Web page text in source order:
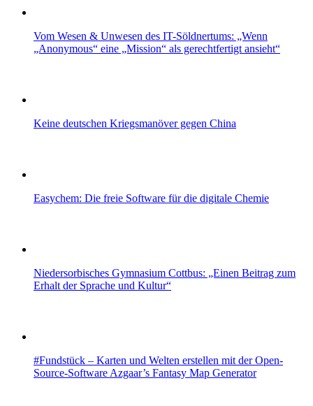
Vom Wesen & Unwesen des IT-Söldnertums: „Wenn
„Anonymous“ eine „Mission“ als gerechtfertigt ansieht“
Keine deutschen Kriegsmanöver gegen China
Easychem: Die freie Software für die digitale Chemie
Niedersorbisches Gymnasium Cottbus: „Einen Beitrag zum
Erhalt der Sprache und Kultur“
#Fundstück – Karten und Welten erstellen mit der Open-
Source-Software Azgaar’s Fantasy Map Generator